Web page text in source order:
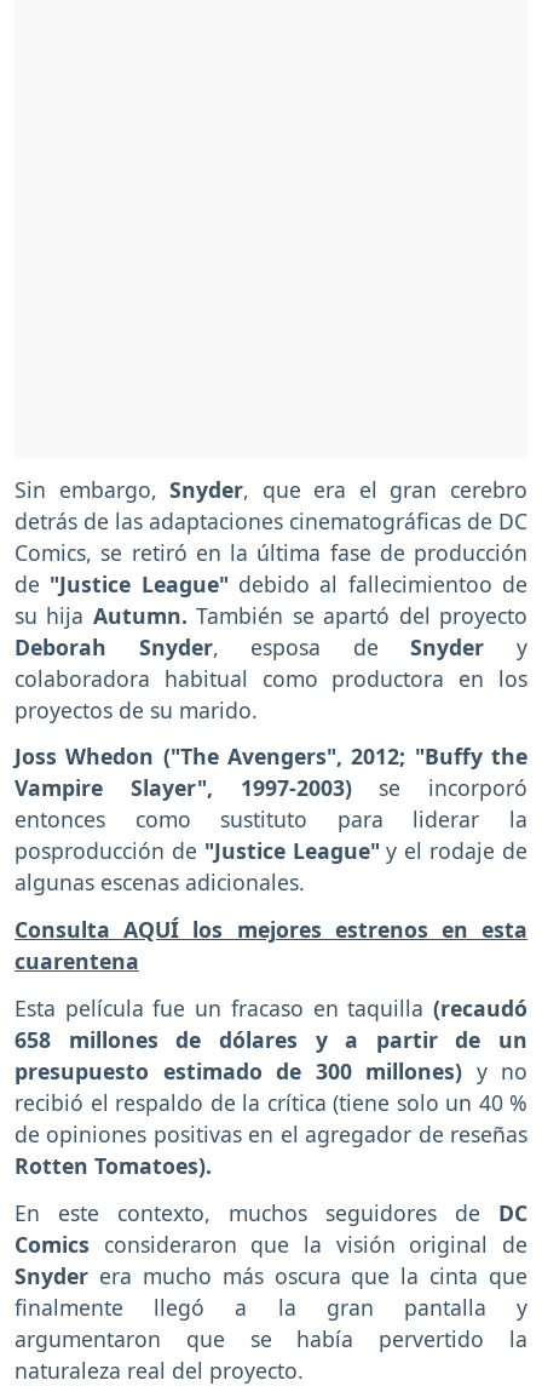
Sin embargo,Snyder, que era el gran cerebro
detrás de las adaptaciones cinematográficas de DC
Comics, se retiró en la última fase de producción
de "Justice League" debido al fallecimientoo de
su hija Autumn. También se apartó del proyecto
Deborah Snyder, esposa deSnydery
colaboradora habitual como productora en los
proyectos de su marido.
Joss Whedon ("The Avengers", 2012; "Buffy the
Vampire Slayer", 1997-2003)se incorporó
entonces como sustituto para liderar la
posproducción de "Justice League" y el rodaje de
algunas escenas adicionales.
Consulta AQUÍ los mejores estrenos en esta
cuarentena
Esta película fue un fracaso en taquilla (recaudó
658 millones de dólares y a partir de un
presupuesto estimado de 300 millones) y no
recibió el respaldo de la crítica (tiene solo un 40 %
de opiniones positivas en el agregador de reseñas
Rotten Tomatoes).
En este contexto, muchos seguidores de DC
Comics consideraron que la visión original de
Snyder era mucho más oscura que la cinta que
finalmente llegó a la gran pantalla y
argumentaron que se había pervertido la
naturaleza real del proyecto.